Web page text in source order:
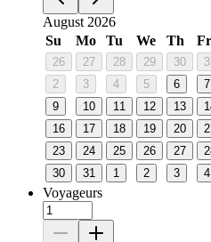
August 2026
Su
Mo Tu We Th Fr
26 27 28 29 30
2
3 4 5 6 7
9
10 11 12 13
16
17 18 19 20
23
24 25 26 27
30
31 1 2 3 4
Voyageurs